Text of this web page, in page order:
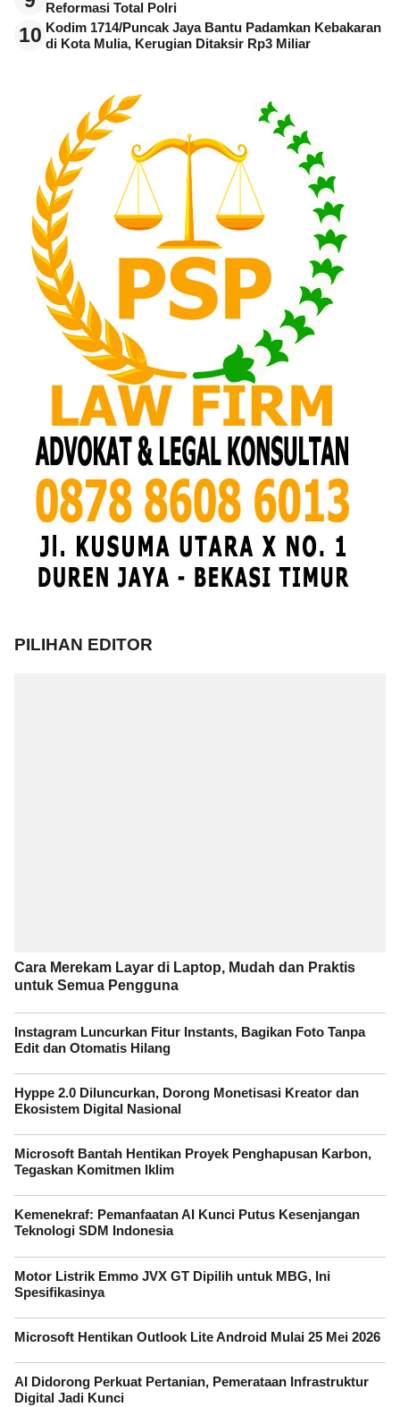
Reformasi Total Polri
10 Kodim 1714/Puncak Jaya Bantu Padamkan Kebakaran
di Kota Mulia, Kerugian Ditaksir Rp3 Miliar
PILIHAN EDITOR
Cara Merekam Layar di Laptop, Mudah dan Praktis
untuk Semua Pengguna
Instagram Luncurkan Fitur Instants, Bagikan Foto Tanpa
Edit dan Otomatis Hilang
Hyppe 2.0 Diluncurkan, Dorong Monetisasi Kreator dan
Ekosistem Digital Nasional
Microsoft Bantah Hentikan Proyek Penghapusan Karbon,
Tegaskan Komitmen Iklim
Kemenekraf: Pemanfaatan AI Kunci Putus Kesenjangan
Teknologi SDM Indonesia
Motor Listrik Emmo JVX GT Dipilih untuk MBG, Ini
Spesifikasinya
Microsoft Hentikan Outlook Lite Android Mulai 25 Mei 2026
AI Didorong Perkuat Pertanian, Pemerataan Infrastruktur
Digital Jadi Kunci